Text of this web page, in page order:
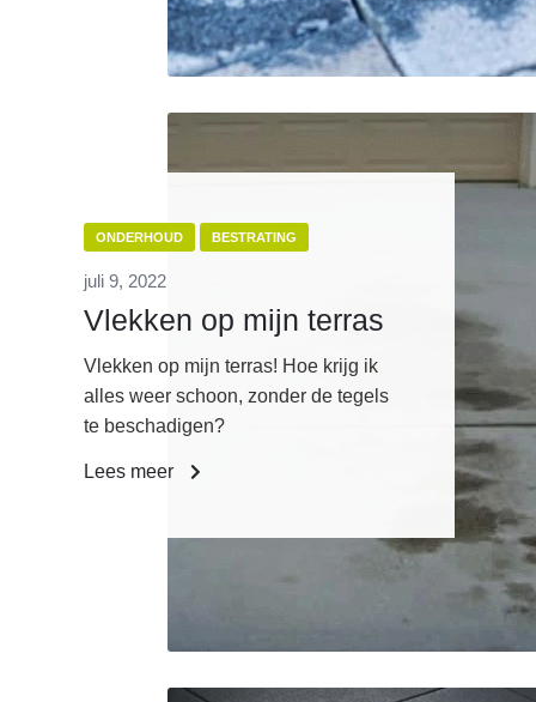
ONDERHOUD BESTRATING
juli 9, 2022
Vlekken op mijn terras
Vlekken op mijn terras! Hoe krijg ik
alles weer schoon, zonder de tegels
te beschadigen?
Lees meer